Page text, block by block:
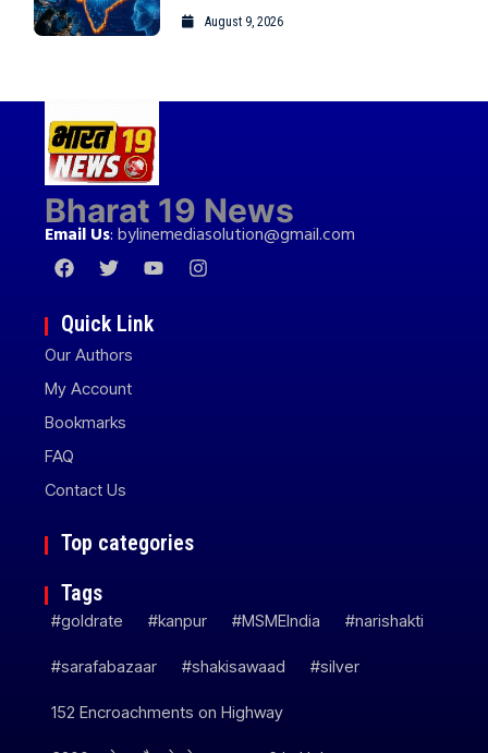
August 9, 2026
Bharat 19 News
Email Us:bylinemediasolution@gmail.com
Quick Link
Our Authors
My Account
Bookmarks
FAQ
Contact Us
Top categories
Tags
#goldrate #kanpur #MSMEIndia #narishakti
#sarafabazaar #shakisawaad #silver
152 Encroachments on Highway